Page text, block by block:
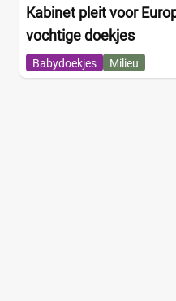
Kabinet pleit voor
vochtige doekjes
Babydoekjes Milieu